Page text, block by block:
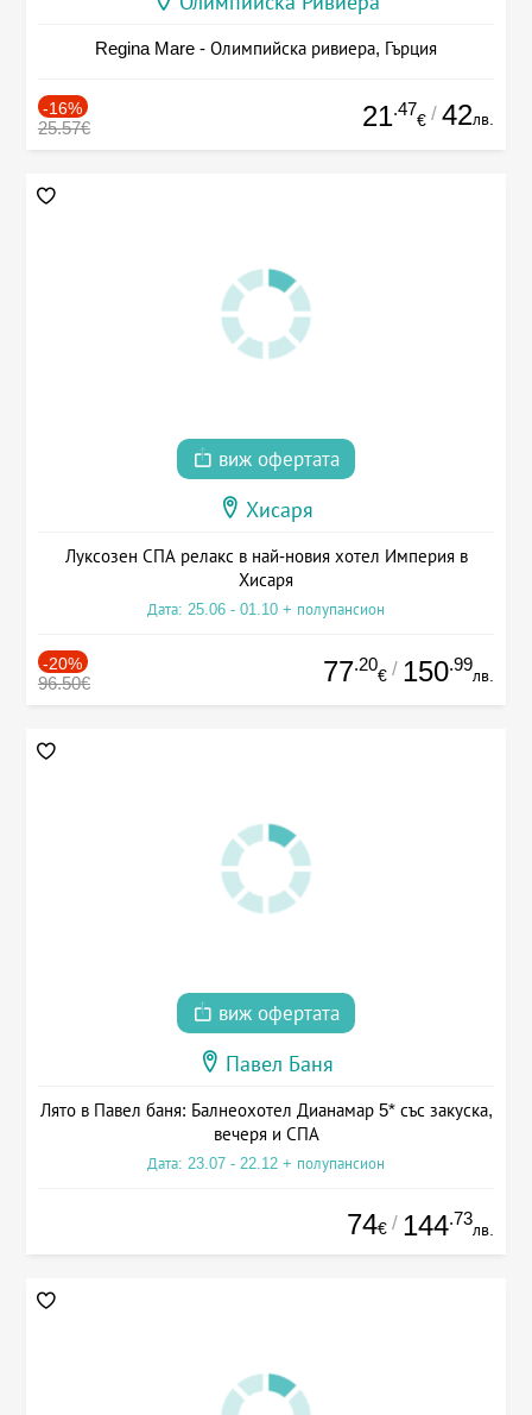
Regina Mare - Олимпийска ривиера, Гърция
-16%
25.57€ 21.47
€ / 42лв.
виж офертата
Хисаря
Луксозен СПА релакс в най-новия хотел Империя в
Хисаря
Дата: 25.06 - 01.10 + полупансион
-20%
96.50€ 77.20
€ / 150.99
лв.
виж офертата
Павел Баня
Лято в Павел баня: Балнеохотел Дианамар 5* със закуска,
вечеря и СПА
Дата: 23.07 - 22.12 + полупансион
74€ / 144.73
лв.